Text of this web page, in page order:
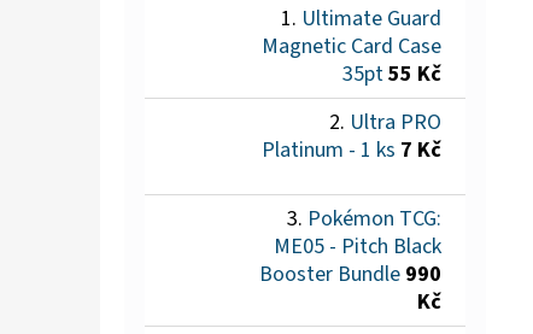
Ultimate Guard
Magnetic Card Case
35pt55 Kč
Ultra PRO
Platinum - 1 ks 7 Kč
Pokémon TCG:
ME05 - Pitch Black
Booster Bundle 990
Kč